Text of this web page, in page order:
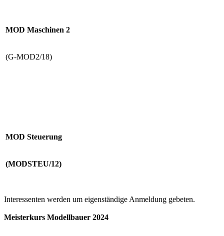
MOD Maschinen 2
(G-MOD2/18)
MOD Steuerung
(MODSTEU/12)
Interessenten werden um eigenständige Anmeldung gebeten.
Meisterkurs Modellbauer 2024